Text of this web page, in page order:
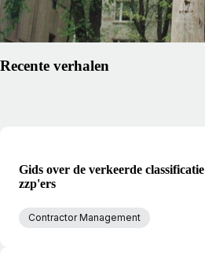
Artikel lezen
Recente verhalen
Gids over de verkeerde
zzp'ers
Contractor Management